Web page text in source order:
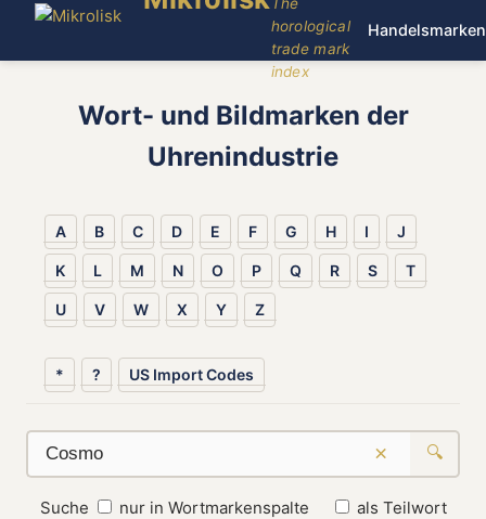
horological
trade mark
index
Handelsmarken
Wort- und Bildmarken der
Uhrenindustrie
A B C D E F G H I J
K L M N O P Q R S T
U V W X Y Z
* ? US Import Codes
× 🔍
Suche nur in Wortmarkenspalte als Teilwort